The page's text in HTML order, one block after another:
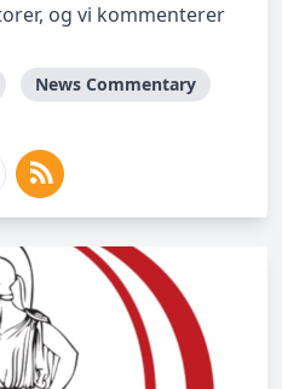
og vi kommenterer
News Commentary